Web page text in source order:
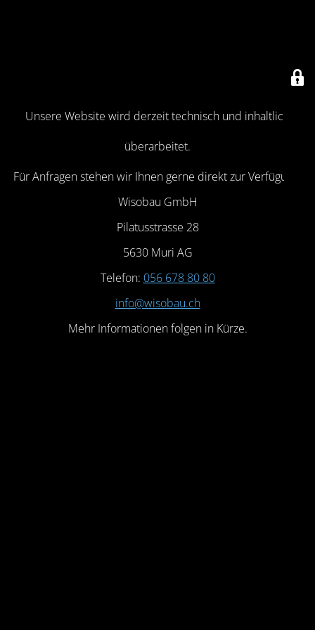
Unsere Website wird derzeit technisch und inhaltlich
überarbeitet.
Für Anfragen stehen wir Ihnen gerne direkt zur Verfügung:
Wisobau GmbH
Pilatusstrasse 28
5630 Muri AG
Telefon: 056 678 80 80
info@wisobau.ch
Mehr Informationen folgen in Kürze.